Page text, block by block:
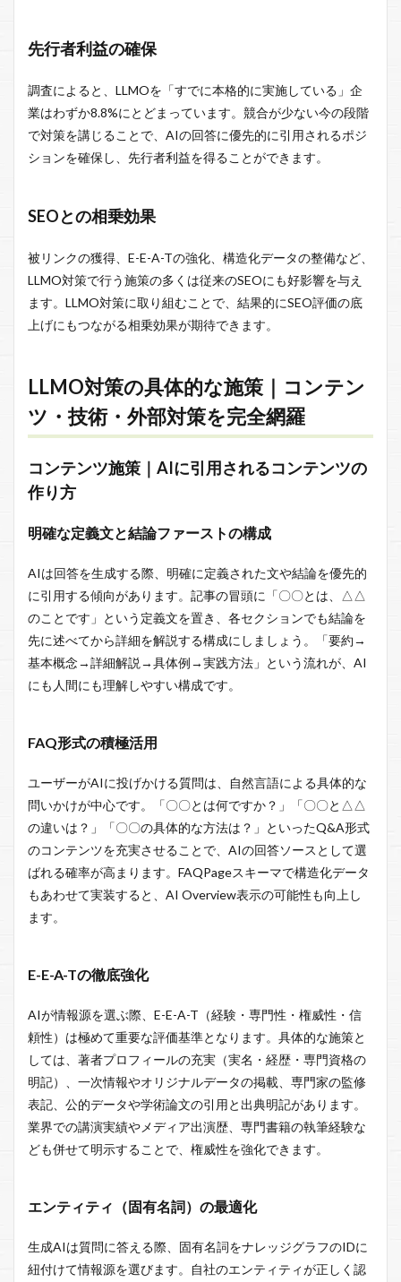
先行者利益の確保
調査によると、LLMOを「すでに本格的に実施している」企
業はわずか8.8%にとどまっています。競合が少ない今の段階
で対策を講じることで、AIの回答に優先的に引用されるポジ
ションを確保し、先行者利益を得ることができます。
SEOとの相乗効果
被リンクの獲得、E-E-A-Tの強化、構造化データの整備など、
LLMO対策で行う施策の多くは従来のSEOにも好影響を与え
ます。LLMO対策に取り組むことで、結果的にSEO評価の底
上げにもつながる相乗効果が期待できます。
LLMO対策の具体的な施策｜コンテン
ツ・技術・外部対策を完全網羅
コンテンツ施策｜AIに引用されるコンテンツの
作り方
明確な定義文と結論ファーストの構成
AIは回答を生成する際、明確に定義された文や結論を優先的
に引用する傾向があります。記事の冒頭に「〇〇とは、△△
のことです」という定義文を置き、各セクションでも結論を
先に述べてから詳細を解説する構成にしましょう。「要約→
基本概念→詳細解説→具体例→実践方法」という流れが、AI
にも人間にも理解しやすい構成です。
FAQ形式の積極活用
ユーザーがAIに投げかける質問は、自然言語による具体的な
問いかけが中心です。「〇〇とは何ですか？」「〇〇と△△
の違いは？」「〇〇の具体的な方法は？」といったQ&A形式
のコンテンツを充実させることで、AIの回答ソースとして選
ばれる確率が高まります。FAQPageスキーマで構造化データ
もあわせて実装すると、AI Overview表示の可能性も向上し
ます。
E-E-A-Tの徹底強化
AIが情報源を選ぶ際、E-E-A-T（経験・専門性・権威性・信
頼性）は極めて重要な評価基準となります。具体的な施策と
しては、著者プロフィールの充実（実名・経歴・専門資格の
明記）、一次情報やオリジナルデータの掲載、専門家の監修
表記、公的データや学術論文の引用と出典明記があります。
業界での講演実績やメディア出演歴、専門書籍の執筆経験な
ども併せて明示することで、権威性を強化できます。
エンティティ（固有名詞）の最適化
生成AIは質問に答える際、固有名詞をナレッジグラフのIDに
紐付けて情報源を選びます。自社のエンティティが正しく認